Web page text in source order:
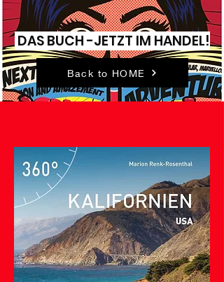
DAS BUCH -JETZT IM HANDEL!
Back to HOME